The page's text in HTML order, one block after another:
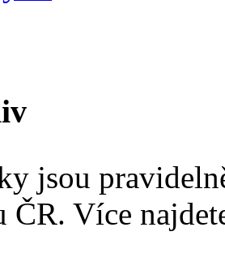
jsou
ČR. Více